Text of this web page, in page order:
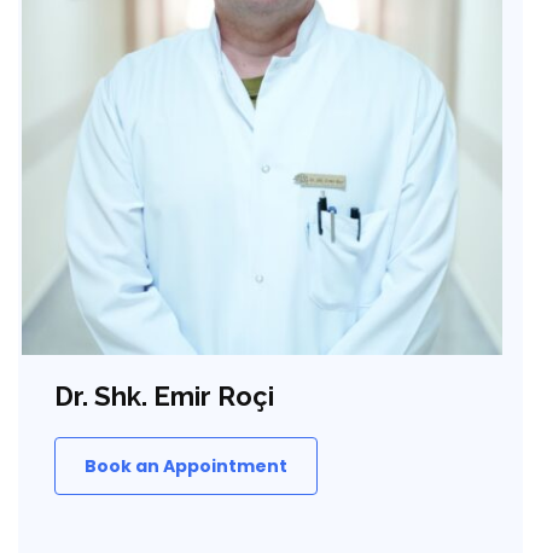
Dr. Shk. Emir Roçi
Book an Appointment